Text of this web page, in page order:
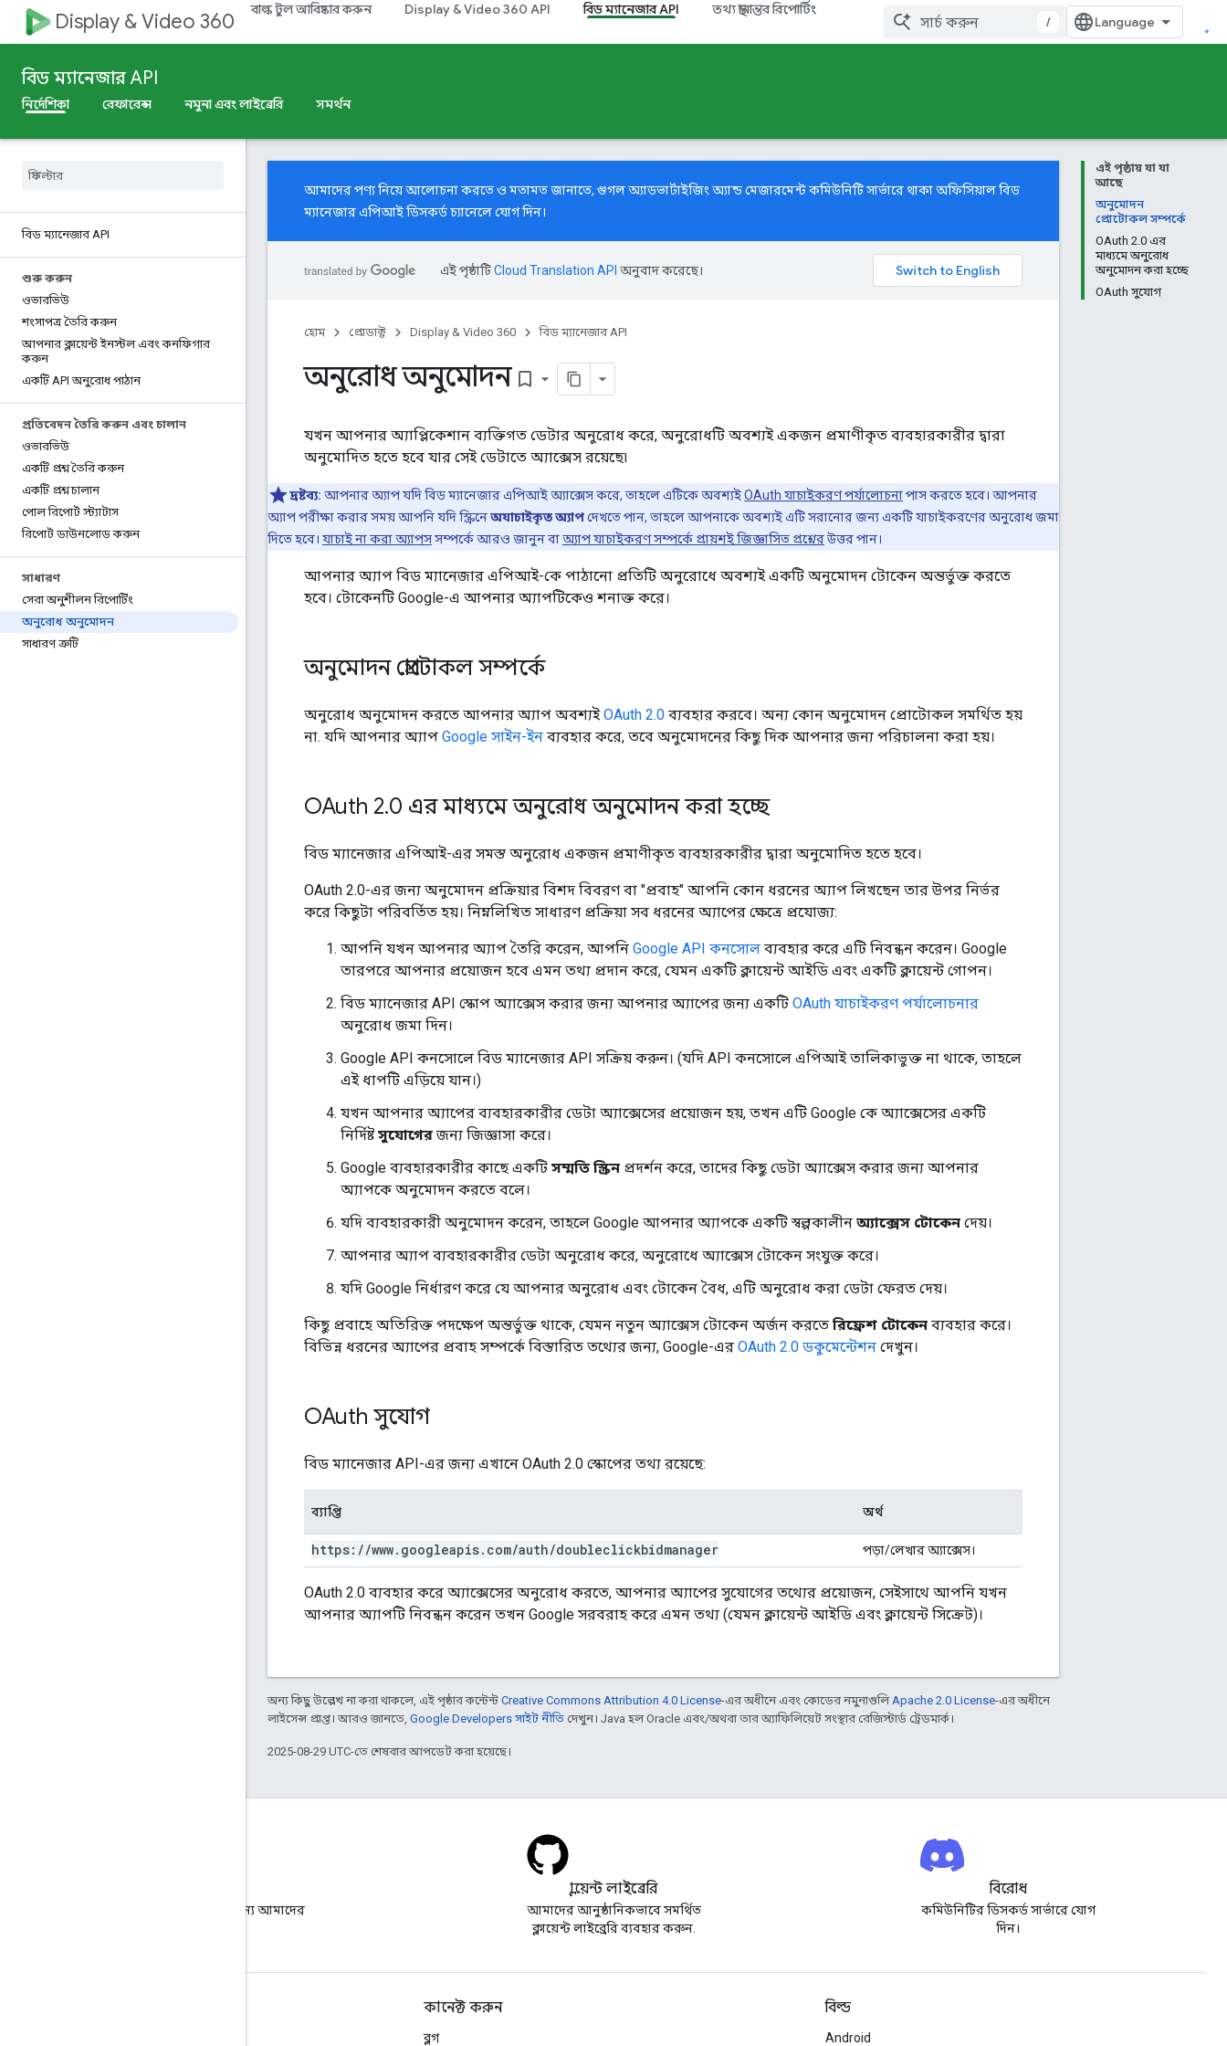
Display & Video 360 বাল্ক টুল আবিষ্কার করুন Display & Video 360 API বিড ম্যানেজার API তথ্য স্থানান্তর রিপোর্টিং
/
বিড ম্যানেজার API
নির্দেশিকা রেফারেন্স নমুনা এবং লাইব্রেরি সমর্থন
বিড ম্যানেজার API
শুরু করুন
ওভারভিউ
শংসাপত্র তৈরি করুন
আপনার ক্লায়েন্ট ইনস্টল এবং কনফিগার
করুন
একটি API অনুরোধ পাঠান
প্রতিবেদন তৈরি করুন এবং চালান
ওভারভিউ
একটি প্রশ্ন তৈরি করুন
একটি প্রশ্ন চালান
পোল রিপোর্ট স্ট্যাটাস
রিপোর্ট ডাউনলোড করুন
সাধারণ
সেরা অনুশীলন রিপোর্টিং
অনুরোধ অনুমোদন
সাধারণ ত্রুটি
এই পৃষ্ঠায় যা যা
আছে
অনুমোদন
প্রোটোকল সম্পর্কে
OAuth 2.0 এর
মাধ্যমে অনুরোধ
অনুমোদন করা হচ্ছে
OAuth সুযোগ
আমাদের পণ্য নিয়ে আলোচনা করতে ও মতামত জানাতে, গুগল অ্যাডভার্টাইজিং অ্যান্ড মেজারমেন্ট কমিউনিটিসার্ভারে থাকা অফিসিয়াল বিড
ম্যানেজার এপিআই ডিসকর্ড চ্যানেলে যোগ দিন।
এই পৃষ্ঠাটিCloud Translation API অনুবাদ করেছে।
হোম প্রোডাক্ট Display & Video 360 বিড ম্যানেজার API
অনুরোধ অনুমোদন bookmark_border
যখন আপনার অ্যাপ্লিকেশান ব্যক্তিগত ডেটার অনুরোধ করে, অনুরোধটি অবশ্যই একজন প্রমাণীকৃত ব্যবহারকারীর দ্বারা
অনুমোদিত হতে হবে যার সেই ডেটাতে অ্যাক্সেস রয়েছে৷
দ্রষ্টব্য: আপনার অ্যাপ যদি বিড ম্যানেজার এপিআই অ্যাক্সেস করে, তাহলে এটিকে অবশ্যইOAuth যাচাইকরণ পর্যালোচনাপাস করতে হবে। আপনার
অ্যাপ পরীক্ষা করার সময় আপনি যদি স্ক্রিনেঅযাচাইকৃত অ্যাপদেখতে পান, তাহলে আপনাকে অবশ্যই এটি সরানোর জন্য একটি যাচাইকরণের অনুরোধ জমা
দিতে হবে। যাচাই না করা অ্যাপসসম্পর্কে আরও জানুন বাঅ্যাপ যাচাইকরণ সম্পর্কে প্রায়শই জিজ্ঞাসিত প্রশ্নেরউত্তর পান।
আপনার অ্যাপ বিড ম্যানেজার এপিআই-কে পাঠানো প্রতিটি অনুরোধে অবশ্যই একটি অনুমোদন টোকেন অন্তর্ভুক্ত করতে
হবে। টোকেনটি Google-এ আপনার অ্যাপটিকেও শনাক্ত করে।
অনুমোদন প্রোটোকল সম্পর্কে
অনুরোধ অনুমোদন করতে আপনার অ্যাপ অবশ্যইOAuth 2.0 ব্যবহার করবে। অন্য কোন অনুমোদন প্রোটোকল সমর্থিত হয়
না. যদি আপনার অ্যাপ Google সাইন-ইন ব্যবহার করে, তবে অনুমোদনের কিছু দিক আপনার জন্য পরিচালনা করা হয়।
OAuth 2.0 এর মাধ্যমে অনুরোধ অনুমোদন করা হচ্ছে
বিড ম্যানেজার এপিআই-এর সমস্ত অনুরোধ একজন প্রমাণীকৃত ব্যবহারকারীর দ্বারা অনুমোদিত হতে হবে।
OAuth 2.0-এর জন্য অনুমোদন প্রক্রিয়ার বিশদ বিবরণ বা "প্রবাহ" আপনি কোন ধরনের অ্যাপ লিখছেন তার উপর নির্ভর
করে কিছুটা পরিবর্তিত হয়। নিম্নলিখিত সাধারণ প্রক্রিয়া সব ধরনের অ্যাপের ক্ষেত্রে প্রযোজ্য:
আপনি যখন আপনার অ্যাপ তৈরি করেন, আপনি Google API কনসোল ব্যবহার করে এটি নিবন্ধন করেন। Google
তারপরে আপনার প্রয়োজন হবে এমন তথ্য প্রদান করে, যেমন একটি ক্লায়েন্ট আইডি এবং একটি ক্লায়েন্ট গোপন।
বিড ম্যানেজার API স্কোপ অ্যাক্সেস করার জন্য আপনার অ্যাপের জন্য একটি OAuth যাচাইকরণ পর্যালোচনার
অনুরোধ জমা দিন।
Google API কনসোলে বিড ম্যানেজার API সক্রিয় করুন। (যদি API কনসোলে এপিআই তালিকাভুক্ত না থাকে, তাহলে
এই ধাপটি এড়িয়ে যান।)
যখন আপনার অ্যাপের ব্যবহারকারীর ডেটা অ্যাক্সেসের প্রয়োজন হয়, তখন এটি Google কে অ্যাক্সেসের একটি
নির্দিষ্টসুযোগেরজন্য জিজ্ঞাসা করে।
Google ব্যবহারকারীর কাছে একটি সম্মতি স্ক্রিন প্রদর্শন করে, তাদের কিছু ডেটা অ্যাক্সেস করার জন্য আপনার
অ্যাপকে অনুমোদন করতে বলে।
যদি ব্যবহারকারী অনুমোদন করেন, তাহলে Google আপনার অ্যাপকে একটি স্বল্পকালীন অ্যাক্সেস টোকেন দেয়।
আপনার অ্যাপ ব্যবহারকারীর ডেটা অনুরোধ করে, অনুরোধে অ্যাক্সেস টোকেন সংযুক্ত করে।
যদি Google নির্ধারণ করে যে আপনার অনুরোধ এবং টোকেন বৈধ, এটি অনুরোধ করা ডেটা ফেরত দেয়।
কিছু প্রবাহে অতিরিক্ত পদক্ষেপ অন্তর্ভুক্ত থাকে, যেমন নতুন অ্যাক্সেস টোকেন অর্জন করতে রিফ্রেশ টোকেন ব্যবহার করে।
বিভিন্ন ধরনের অ্যাপের প্রবাহ সম্পর্কে বিস্তারিত তথ্যের জন্য, Google-এর OAuth 2.0 ডকুমেন্টেশন দেখুন।
OAuth সুযোগ
বিড ম্যানেজার API-এর জন্য এখানে OAuth 2.0 স্কোপের তথ্য রয়েছে:
ব্যাপ্তি অর্থ
https: //www. googleapis. com/auth/doubleclickbidmanager পড়া/লেখার অ্যাক্সেস।
OAuth 2.0 ব্যবহার করে অ্যাক্সেসের অনুরোধ করতে, আপনার অ্যাপের সুযোগের তথ্যের প্রয়োজন, সেইসাথে আপনি যখন
আপনার অ্যাপটি নিবন্ধন করেন তখন Google সরবরাহ করে এমন তথ্য (যেমন ক্লায়েন্ট আইডি এবং ক্লায়েন্ট সিক্রেট)।
অন্য কিছু উল্লেখ না করা থাকলে, এই পৃষ্ঠার কন্টেন্ট Creative Commons Attribution 4.0 License-এর অধীনে এবং কোডের নমুনাগুলি Apache 2.0 License-এর অধীনে
লাইসেন্স প্রাপ্ত। আরও জানতে, Google Developers সাইট নীতি দেখুন। Java হল Oracle এবং/অথবা তার অ্যাফিলিয়েট সংস্থার রেজিস্টার্ড ট্রেডমার্ক।
2025-08-29 UTC-তে শেষবার আপডেট করা হয়েছে।
গুরুত্বপূর্ণ ঘোষণার জন্য আমাদের
ক্লায়েন্ট লাইব্রেরি
আমাদের আনুষ্ঠানিকভাবে সমর্থিত
ক্লায়েন্ট লাইব্রেরি ব্যবহার করুন.
বিরোধ
কমিউনিটির ডিসকর্ড সার্ভারে যোগ
দিন।
কানেক্ট করুন
ব্লগ
বিল্ড
Android